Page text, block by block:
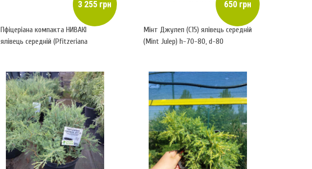
3 255 грн
Пфіцеріана компакта НИВАКІ
ялівець середній (Pfitzeriana
650 грн
Мінт Джулеп (С15) ялівець середній
(Mint Julep) h-70-80, d-80